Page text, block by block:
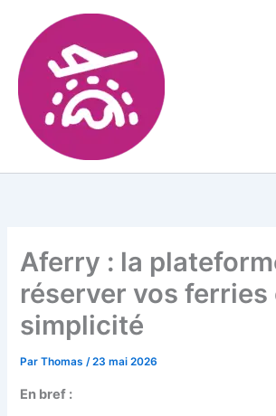
Aferry : la
réserver vos ferries
simplicité
ParThomas/23 mai 2026
En bref :